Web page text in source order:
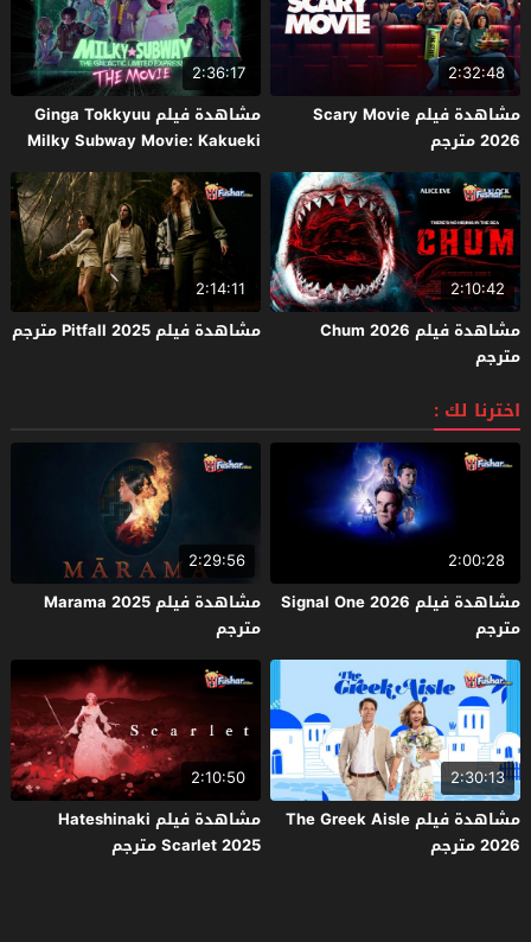
2:32:48
مشاهدة فيلم Scary Movie
2026 مترجم
2:36:17
مشاهدة فيلم Ginga Tokkyuu
Milky Subway Movie: Kakueki
Teisha Gekijou Yuki 2026 مترجم
2:10:42
مشاهدة فيلم Chum 2026
مترجم
2:14:11
مشاهدة فيلم Pitfall 2025 مترجم
اخترنا لك :
2:00:28
مشاهدة فيلم Signal One 2026
مترجم
2:29:56
مشاهدة فيلم Marama 2025
مترجم
2:30:13
مشاهدة فيلم The Greek Aisle
2026 مترجم
2:10:50
مشاهدة فيلم Hateshinaki
Scarlet 2025 مترجم